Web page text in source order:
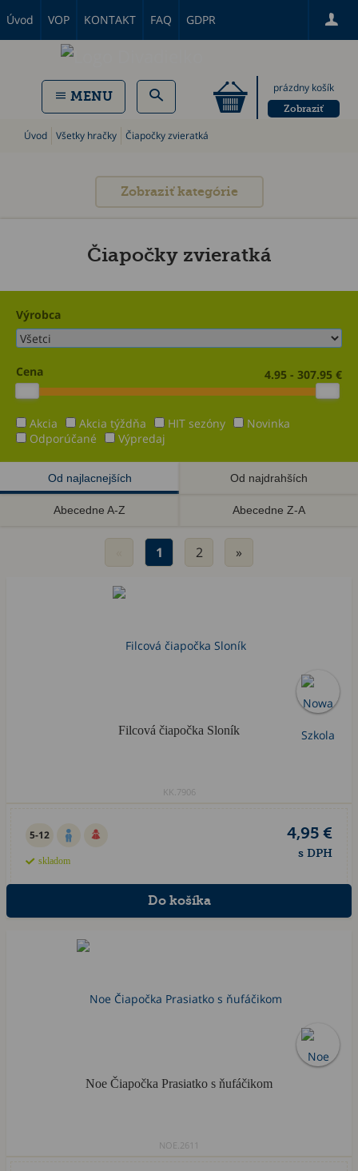
Úvod VOP KONTAKT FAQ GDPR
prázdny košík
Zobraziť
MENU
Úvod Všetky hračky Čiapočky zvieratká
Zobraziť kategórie
Čiapočky zvieratká
Výrobca
Cena 4.95 - 307.95 €
Akcia Akcia týždňa HIT sezóny
Novinka
Odporúčané
Výpredaj
Od najlacnejších Od najdrahších
Abecedne A-Z Abecedne Z-A
1 2 »
Filcová čiapočka Sloník
KK.7906
5-12
skladom
4,95 €
s DPH
Noe Čiapočka Prasiatko s ňufáčikom
NOE.2611